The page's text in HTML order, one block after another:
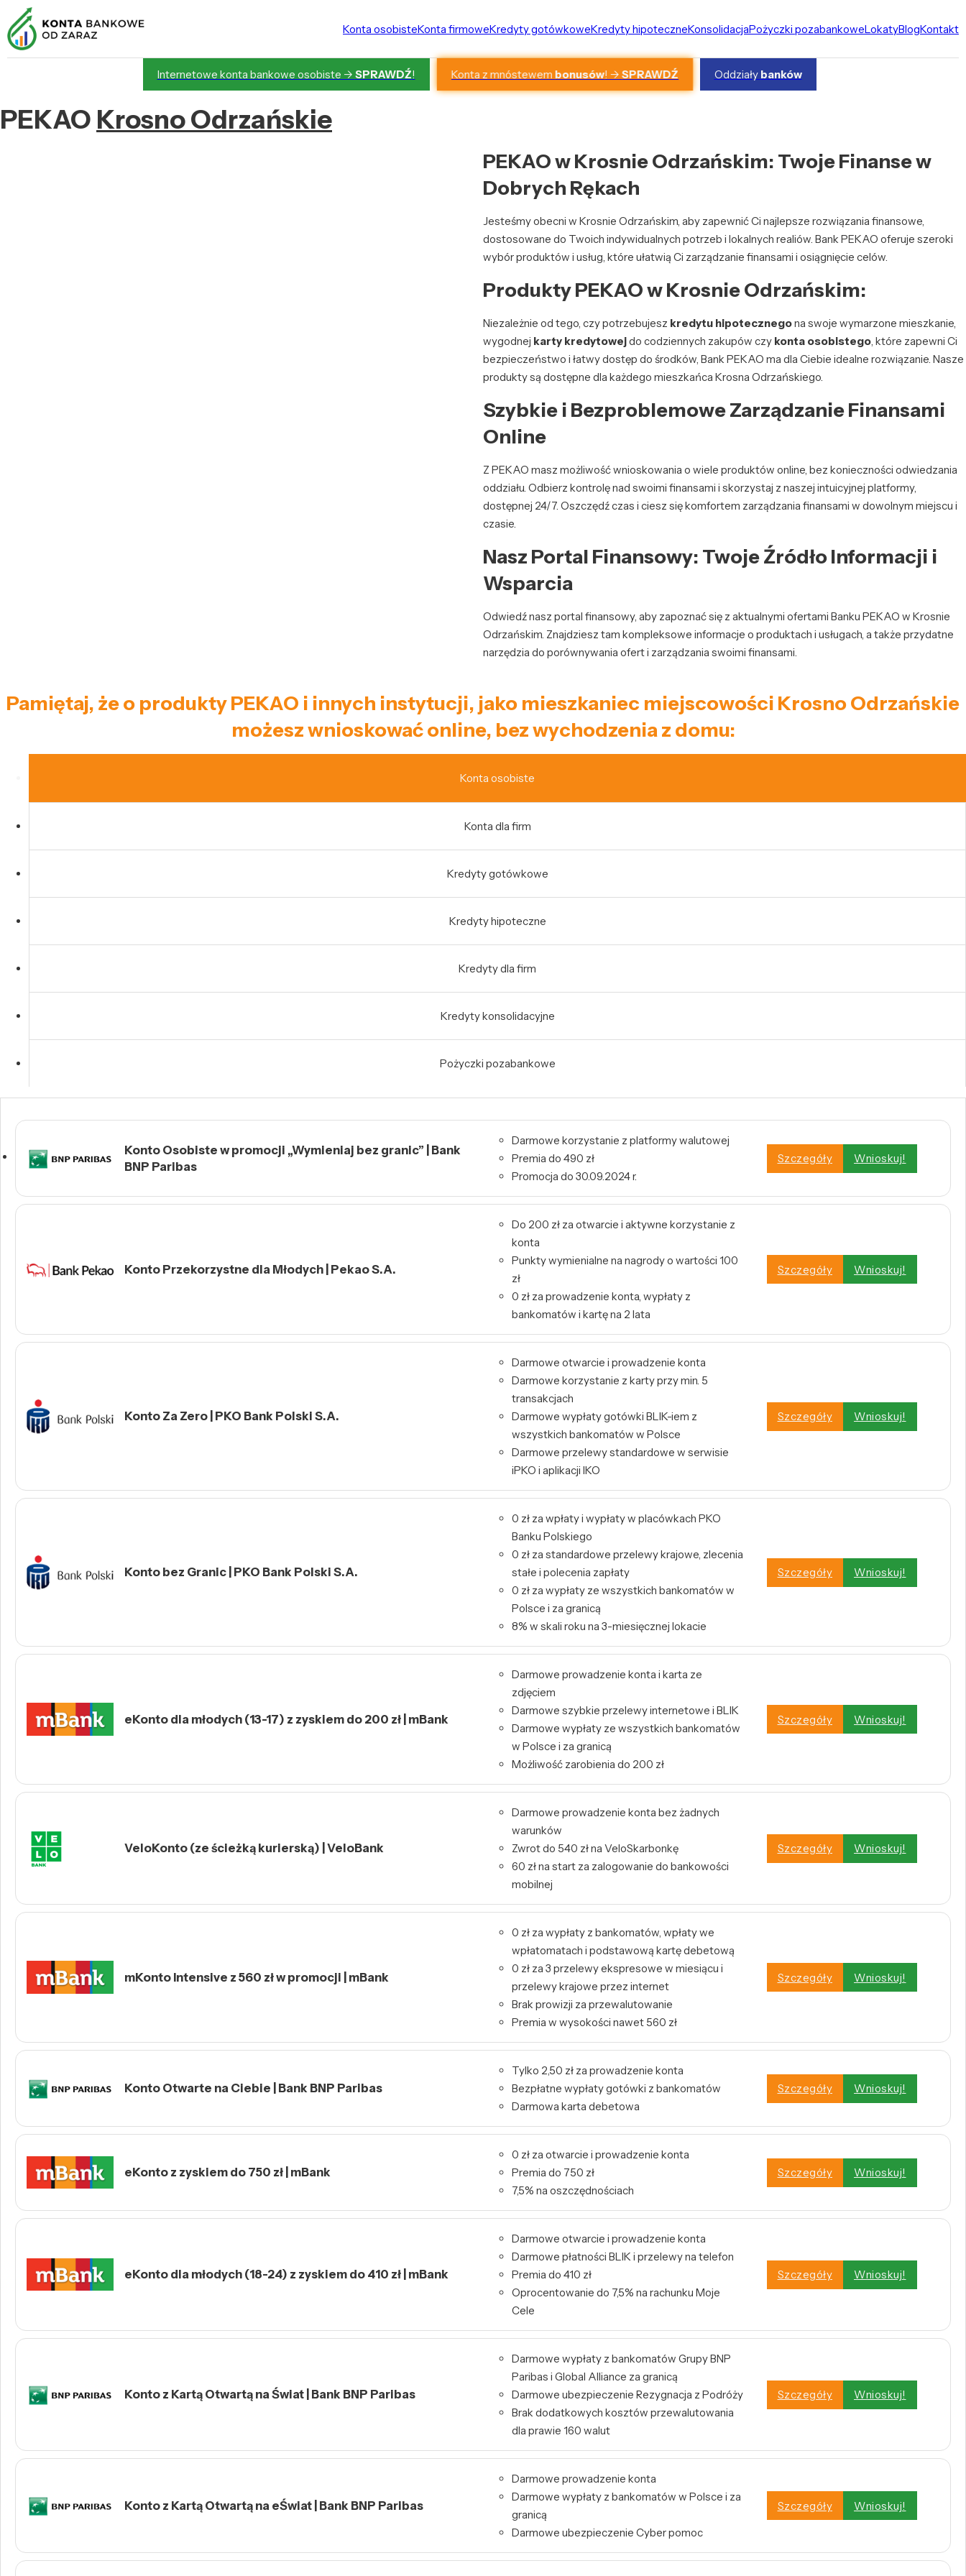
Konta osobisteKonta firmoweKredyty gotówkoweKredyty hipoteczneKonsolidacjaPożyczki pozabankoweLokatyBlogKontakt
Internetowe konta bankowe osobiste -> SPRAWDŹ! Konta z mnóstewem bonusów! ->SPRAWDŹ Oddziały banków
PEKAO Krosno Odrzańskie
PEKAO w Krosnie Odrzańskim: Twoje Finanse w
Dobrych Rękach
Jesteśmy obecni w Krosnie Odrzańskim, aby zapewnić Ci najlepsze rozwiązania finansowe,
dostosowane do Twoich indywidualnych potrzeb i lokalnych realiów. Bank PEKAO oferuje szeroki
wybór produktów i usług, które ułatwią Ci zarządzanie finansami i osiągnięcie celów.
Produkty PEKAO w Krosnie Odrzańskim:
Niezależnie od tego, czy potrzebujesz kredytu hipotecznegona swoje wymarzone mieszkanie,
wygodnej karty kredytowejdo codziennych zakupów czy konta osobistego, które zapewni Ci
bezpieczeństwo i łatwy dostęp do środków, Bank PEKAO ma dla Ciebie idealne rozwiązanie. Nasze
produkty są dostępne dla każdego mieszkańca Krosna Odrzańskiego.
Szybkie i Bezproblemowe Zarządzanie Finansami
Online
Z PEKAO masz możliwość wnioskowania o wiele produktów online, bez konieczności odwiedzania
oddziału. Odbierz kontrolę nad swoimi finansami i skorzystaj z naszej intuicyjnej platformy,
dostępnej 24/7. Oszczędź czas i ciesz się komfortem zarządzania finansami w dowolnym miejscu i
czasie.
Nasz Portal Finansowy: Twoje Źródło Informacji i
Wsparcia
Odwiedź nasz portal finansowy, aby zapoznać się z aktualnymi ofertami Banku PEKAO w Krosnie
Odrzańskim. Znajdziesz tam kompleksowe informacje o produktach i usługach, a także przydatne
narzędzia do porównywania ofert i zarządzania swoimi finansami.
Pamiętaj, że o produkty PEKAO i innych instytucji, jako mieszkaniec miejscowości Krosno Odrzańskie
możesz wnioskować online, bez wychodzenia z domu:
Konta osobiste
Konta dla firm
Kredyty gotówkowe
Kredyty hipoteczne
Kredyty dla firm
Kredyty konsolidacyjne
Pożyczki pozabankowe
Konto Osobiste w promocji „Wymieniaj bez granic” | Bank
BNP Paribas
Darmowe korzystanie z platformy walutowej
Premia do 490 zł
Promocja do 30.09.2024 r.
Szczegóły Wnioskuj!
Konto Przekorzystne dla Młodych | Pekao S.A.
Do 200 zł za otwarcie i aktywne korzystanie z
konta
Punkty wymienialne na nagrody o wartości 100
zł
0 zł za prowadzenie konta, wypłaty z
bankomatów i kartę na 2 lata
Szczegóły Wnioskuj!
Konto Za Zero | PKO Bank Polski S.A.
Darmowe otwarcie i prowadzenie konta
Darmowe korzystanie z karty przy min. 5
transakcjach
Darmowe wypłaty gotówki BLIK-iem z
wszystkich bankomatów w Polsce
Darmowe przelewy standardowe w serwisie
iPKO i aplikacji IKO
Szczegóły Wnioskuj!
Konto bez Granic | PKO Bank Polski S.A.
0 zł za wpłaty i wypłaty w placówkach PKO
Banku Polskiego
0 zł za standardowe przelewy krajowe, zlecenia
stałe i polecenia zapłaty
0 zł za wypłaty ze wszystkich bankomatów w
Polsce i za granicą
8% w skali roku na 3-miesięcznej lokacie
Szczegóły Wnioskuj!
eKonto dla młodych (13-17) z zyskiem do 200 zł | mBank
Darmowe prowadzenie konta i karta ze
zdjęciem
Darmowe szybkie przelewy internetowe i BLIK
Darmowe wypłaty ze wszystkich bankomatów
w Polsce i za granicą
Możliwość zarobienia do 200 zł
Szczegóły Wnioskuj!
VeloKonto (ze ścieżką kurierską) | VeloBank
Darmowe prowadzenie konta bez żadnych
warunków
Zwrot do 540 zł na VeloSkarbonkę
60 zł na start za zalogowanie do bankowości
mobilnej
Szczegóły Wnioskuj!
mKonto Intensive z 560 zł w promocji | mBank
0 zł za wypłaty z bankomatów, wpłaty we
wpłatomatach i podstawową kartę debetową
0 zł za 3 przelewy ekspresowe w miesiącu i
przelewy krajowe przez internet
Brak prowizji za przewalutowanie
Premia w wysokości nawet 560 zł
Szczegóły Wnioskuj!
Konto Otwarte na Ciebie | Bank BNP Paribas
Tylko 2,50 zł za prowadzenie konta
Bezpłatne wypłaty gotówki z bankomatów
Darmowa karta debetowa
Szczegóły Wnioskuj!
eKonto z zyskiem do 750 zł | mBank
0 zł za otwarcie i prowadzenie konta
Premia do 750 zł
7,5% na oszczędnościach
Szczegóły Wnioskuj!
eKonto dla młodych (18-24) z zyskiem do 410 zł | mBank
Darmowe otwarcie i prowadzenie konta
Darmowe płatności BLIK i przelewy na telefon
Premia do 410 zł
Oprocentowanie do 7,5% na rachunku Moje
Cele
Szczegóły Wnioskuj!
Konto z Kartą Otwartą na Świat | Bank BNP Paribas
Darmowe wypłaty z bankomatów Grupy BNP
Paribas i Global Alliance za granicą
Darmowe ubezpieczenie Rezygnacja z Podróży
Brak dodatkowych kosztów przewalutowania
dla prawie 160 walut
Szczegóły Wnioskuj!
Konto z Kartą Otwartą na eŚwiat | Bank BNP Paribas
Darmowe prowadzenie konta
Darmowe wypłaty z bankomatów w Polsce i za
granicą
Darmowe ubezpieczenie Cyber pomoc
Szczegóły Wnioskuj!